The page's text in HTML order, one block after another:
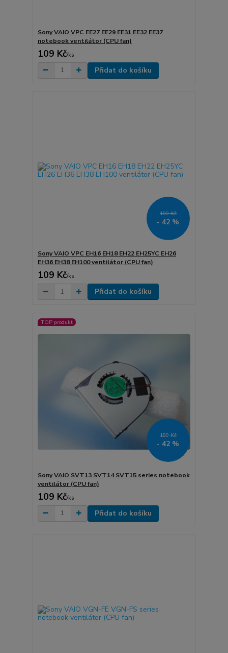
Sony VAIO VPC EE27 EE29 EE31 EE32 EE37
notebook ventilátor (CPU fan)
109 Kč/ks
Přidat do košíku
189 Kč
- 42 %
Sony VAIO VPC EH16 EH18 EH22 EH25YC EH26
EH36 EH38 EH100 ventilátor (CPU fan)
109 Kč/ks
Přidat do košíku
TOP produkt
189 Kč
- 42 %
Sony VAIO SVT13 SVT14 SVT15 series notebook
ventilátor (CPU fan)
109 Kč/ks
Přidat do košíku